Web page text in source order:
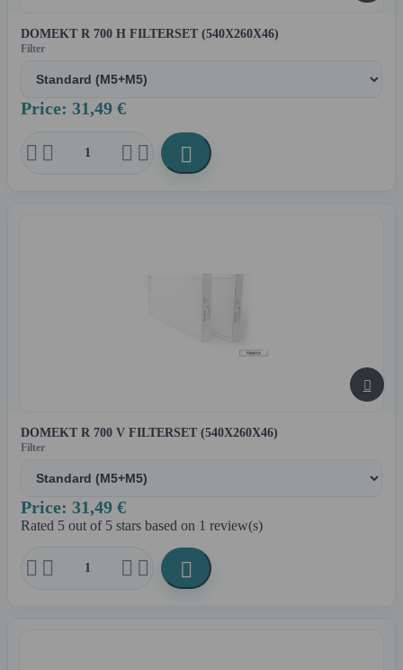
DOMEKT R 700 H FILTERSET (540X260X46)
Filter
Price: 31,49 €
    

DOMEKT R 700 V FILTERSET (540X260X46)
Filter
Price: 31,49 €
Rated 5 out of 5 stars based on 1 review(s)
    